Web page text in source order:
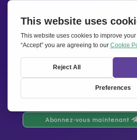
Newsletter
Abonnez-vous maintenant